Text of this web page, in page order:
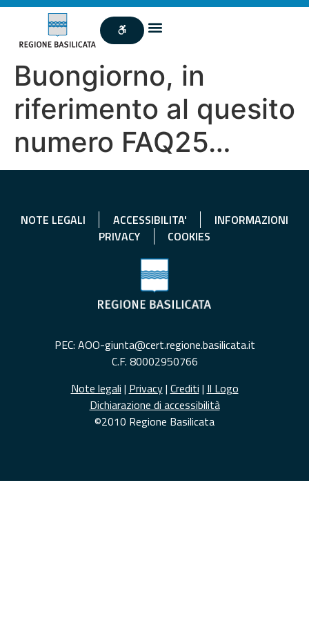
Buongiorno, in
riferimento al quesito
numero FAQ25…
NOTE LEGALI ACCESSIBILITA'
INFORMAZIONI
PRIVACY
COOKIES
PEC: AOO-giunta@cert.regione.basilicata.it
C.F. 80002950766
Note legali | Privacy| Crediti | Il Logo
Dichiarazione di accessibilità
©2010 Regione Basilicata